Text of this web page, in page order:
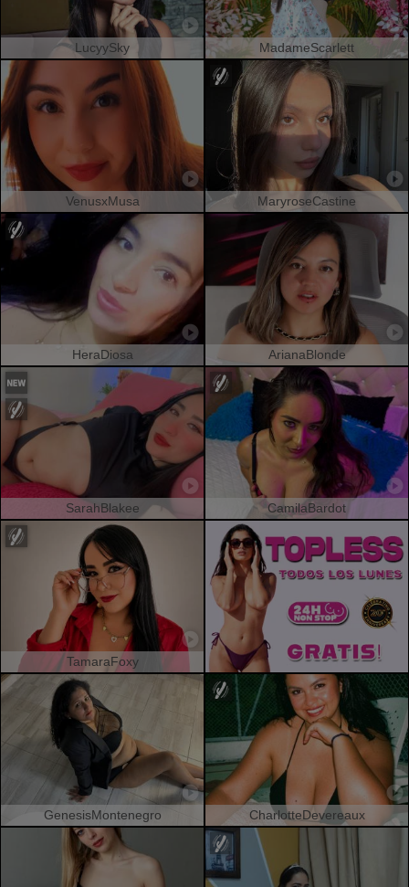
LucyySky MadameScarlett
VenusxMusa MaryroseCastine
HeraDiosa ArianaBlonde
SarahBlakee CamilaBardot
TamaraFoxy
GenesisMontenegro CharlotteDevereaux